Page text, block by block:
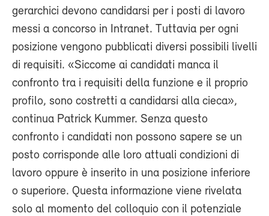
gerarchici devono candidarsi per i posti di lavoro
messi a concorso in Intranet. Tuttavia per ogni
posizione vengono pubblicati diversi possibili livelli
di requisiti. «Siccome ai candidati manca il
confronto tra i requisiti della funzione e il proprio
profilo, sono costretti a candidarsi alla cieca»,
continua Patrick Kummer. Senza questo
confronto i candidati non possono sapere se un
posto corrisponde alle loro attuali condizioni di
lavoro oppure è inserito in una posizione inferiore
o superiore. Questa informazione viene rivelata
solo al momento del colloquio con il potenziale